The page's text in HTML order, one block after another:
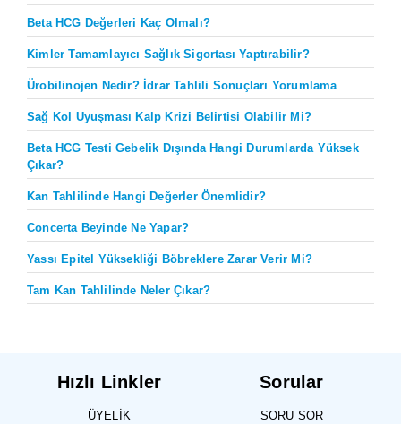
Beta HCG Değerleri Kaç Olmalı?
Kimler Tamamlayıcı Sağlık Sigortası Yaptırabilir?
Ürobilinojen Nedir? İdrar Tahlili Sonuçları Yorumlama
Sağ Kol Uyuşması Kalp Krizi Belirtisi Olabilir Mi?
Beta HCG Testi Gebelik Dışında Hangi Durumlarda Yüksek
Çıkar?
Kan Tahlilinde Hangi Değerler Önemlidir?
Concerta Beyinde Ne Yapar?
Yassı Epitel Yüksekliği Böbreklere Zarar Verir Mi?
Tam Kan Tahlilinde Neler Çıkar?
Hızlı Linkler
ÜYELIK
Sorular
SORU SOR